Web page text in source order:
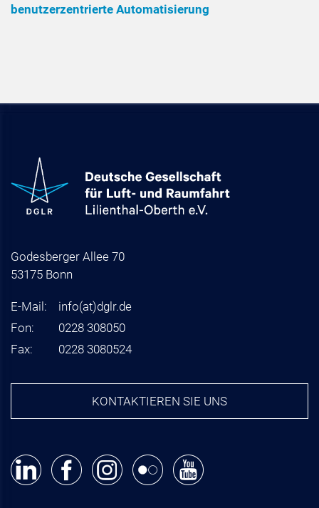
benutzerzentrierte Automatisierung
Godesberger Allee 70
53175 Bonn
E-Mail: info(at)dglr.de
Fon:
0228 308050
Fax:
0228 3080524
KONTAKTIEREN SIE UNS